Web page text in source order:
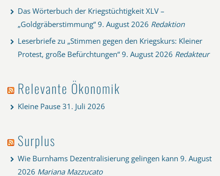
Das Wörterbuch der Kriegstüchtigkeit XLV –
„Goldgräberstimmung“ 9. August 2026 Redaktion
Leserbriefe zu „Stimmen gegen den Kriegskurs: Kleiner
Protest, große Befürchtungen“ 9. August 2026 Redakteur
Relevante Ökonomik
Kleine Pause 31. Juli 2026
Surplus
Wie Burnhams Dezentralisierung gelingen kann 9. August
2026 Mariana Mazzucato